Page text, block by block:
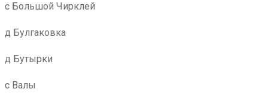
с Большой Чирклей
д Булгаковка
д Бутырки
с Валы